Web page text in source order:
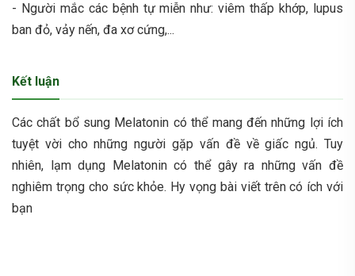
- Người mắc các bệnh tự miễn như: viêm thấp khớp, lupus
ban đỏ, vảy nến, đa xơ cứng,...
Kết luận
Các chất bổ sung Melatonin có thể mang đến những lợi ích
tuyệt vời cho những người gặp vấn đề về giấc ngủ. Tuy
nhiên, lạm dụng Melatonin có thể gây ra những vấn đề
nghiêm trọng cho sức khỏe. Hy vọng bài viết trên có ích với
bạn